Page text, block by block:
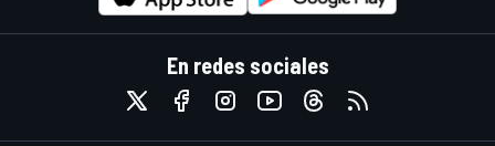
En redes sociales